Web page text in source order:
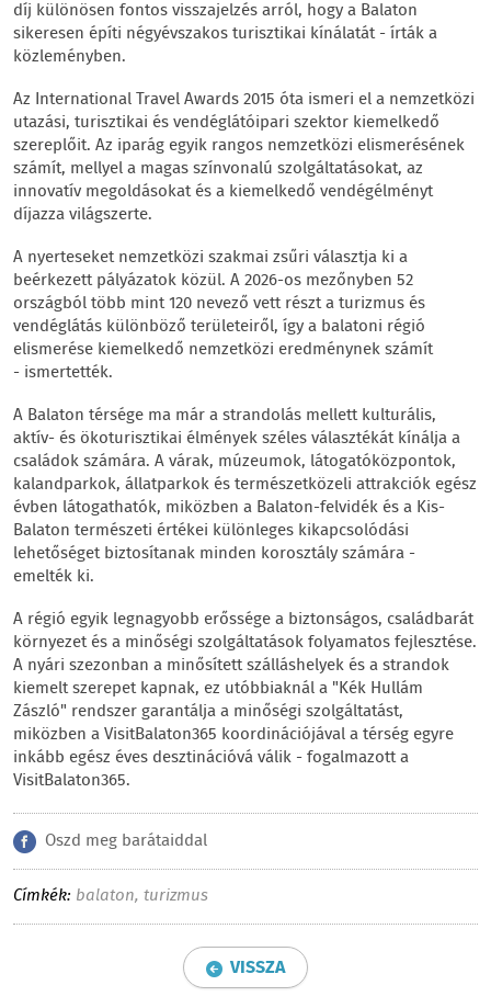
díj különösen fontos visszajelzés arról, hogy a Balaton
sikeresen építi négyévszakos turisztikai kínálatát - írták a
közleményben.
Az International Travel Awards 2015 óta ismeri el a nemzetközi
utazási, turisztikai és vendéglátóipari szektor kiemelkedő
szereplőit. Az iparág egyik rangos nemzetközi elismerésének
számít, mellyel a magas színvonalú szolgáltatásokat, az
innovatív megoldásokat és a kiemelkedő vendégélményt
díjazza világszerte.
A nyerteseket nemzetközi szakmai zsűri választja ki a
beérkezett pályázatok közül. A 2026-os mezőnyben 52
országból több mint 120 nevező vett részt a turizmus és
vendéglátás különböző területeiről, így a balatoni régió
elismerése kiemelkedő nemzetközi eredménynek számít
- ismertették.
A Balaton térsége ma már a strandolás mellett kulturális,
aktív- és ökoturisztikai élmények széles választékát kínálja a
családok számára. A várak, múzeumok, látogatóközpontok,
kalandparkok, állatparkok és természetközeli attrakciók egész
évben látogathatók, miközben a Balaton-felvidék és a Kis-
Balaton természeti értékei különleges kikapcsolódási
lehetőséget biztosítanak minden korosztály számára -
emelték ki.
A régió egyik legnagyobb erőssége a biztonságos, családbarát
környezet és a minőségi szolgáltatások folyamatos fejlesztése.
A nyári szezonban a minősített szálláshelyek és a strandok
kiemelt szerepet kapnak, ez utóbbiaknál a "Kék Hullám
Zászló" rendszer garantálja a minőségi szolgáltatást,
miközben a VisitBalaton365 koordinációjával a térség egyre
inkább egész éves desztinációvá válik - fogalmazott a
VisitBalaton365.
Oszd meg barátaiddal
Címkék: balaton, turizmus
VISSZA